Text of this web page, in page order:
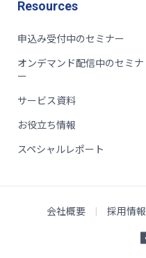
Resources
申込み受付中のセミナー
オンデマンド配信中のセミナ
ー
サービス資料
お役立ち情報
スペシャルレポート
会社概要 採用情報